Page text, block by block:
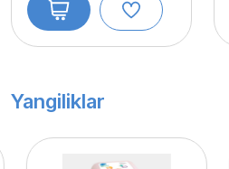
Yangiliklar